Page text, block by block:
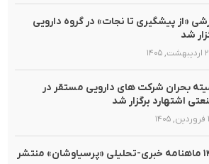
«از پیشگیری تا نجات» در گروه دارویی
شد
بحران شرکت های دارویی مستقر در
اشتهارد برگزار شد
شماره ۱۴۰ ماهنامه خبری-تحلیلی «پرسیاوشان» منتشر